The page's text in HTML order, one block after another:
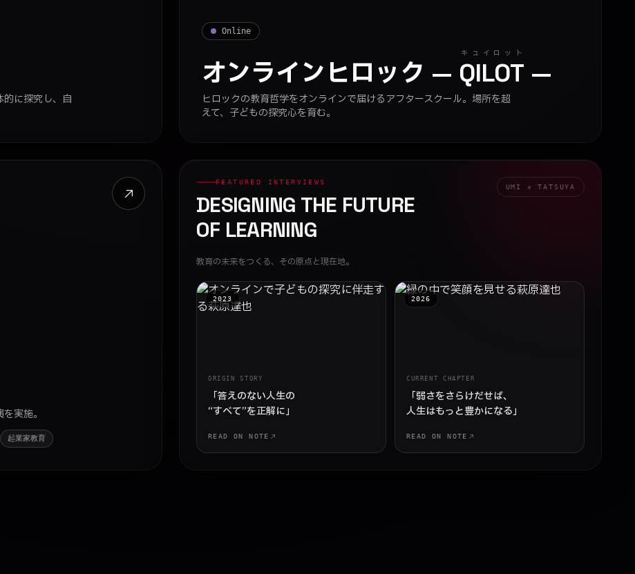
に探究し、自
Online
オンラインヒロック — QILOT
キュイロット
—
ヒロックの教育哲学をオンラインで届けるアフタースクール。場所を超
えて、子どもの探究心を育む。
実施。
起業家教育
FEATURED INTERVIEWS
DESIGNING THE FUTURE
OF LEARNING
UMI × TATSUYA
教育の未来をつくる、その原点と現在地。
2023
ORIGIN STORY
「答えのない人生の
“すべて”を正解に」
READ ON NOTE
2026
CURRENT CHAPTER
「弱さをさらけだせば、
人生はもっと豊かになる」
READ ON NOTE